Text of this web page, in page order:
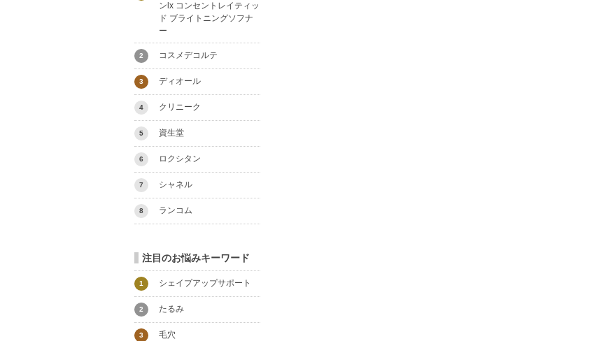
ンlx コンセントレイティッ
ド ブライトニングソフナ
ー
2 コスメデコルテ
3 ディオール
4 クリニーク
5 資生堂
6 ロクシタン
7 シャネル
8 ランコム
注目のお悩みキーワード
1 シェイプアップサポート
2 たるみ
3 毛穴